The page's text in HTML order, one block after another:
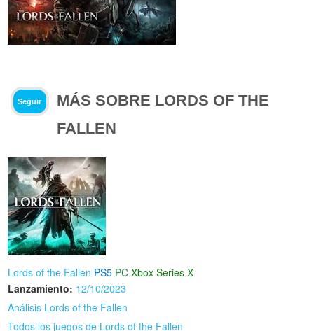
Seguir
MÁS SOBRE LORDS OF THE
FALLEN
Lords of the Fallen PS5 PC Xbox Series X
Lanzamiento: 12/10/2023
Análisis Lords of the Fallen
Todos los juegos de Lords of the Fallen